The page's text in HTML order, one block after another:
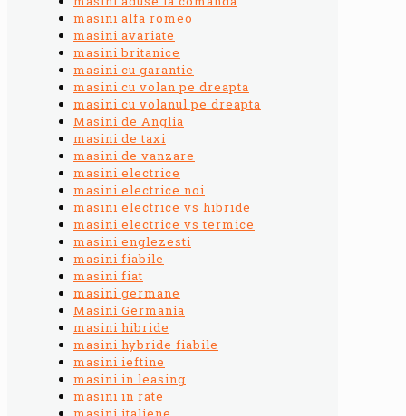
masini alfa romeo
masini avariate
masini britanice
masini cu garantie
masini cu volan pe dreapta
masini cu volanul pe dreapta
Masini de Anglia
masini de taxi
masini de vanzare
masini electrice
masini electrice noi
masini electrice vs hibride
masini electrice vs termice
masini englezesti
masini fiabile
masini fiat
masini germane
Masini Germania
masini hibride
masini hybride fiabile
masini ieftine
masini in leasing
masini in rate